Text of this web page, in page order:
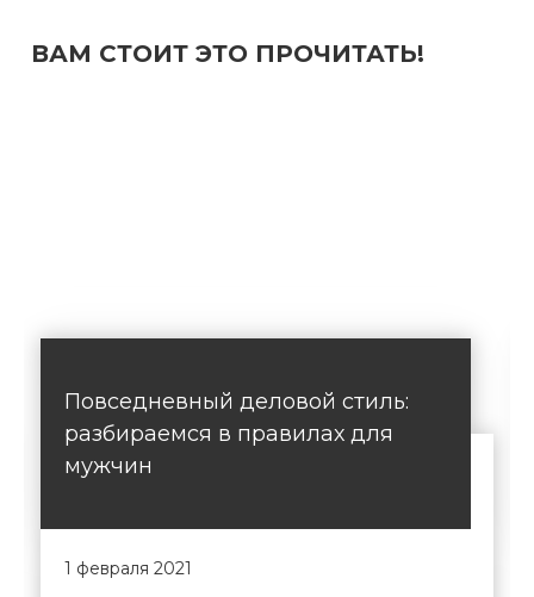
ВАМ СТОИТ ЭТО ПРОЧИТАТЬ!
Повседневный деловой стиль:
разбираемся в правилах для
мужчин
1 февраля 2021